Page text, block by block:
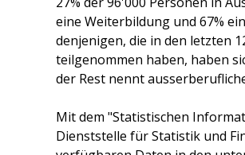
eine Weiterbildung und 67%
denjenigen, die in den letzten
teilgenommen haben, haben
der Rest nennt
Mit dem "Statistischen
Dienststelle für Statistik und